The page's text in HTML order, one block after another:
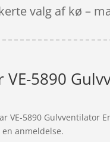
valg af kø –
VE-5890
VE-5890 Gulvventilator
anmeldelse.